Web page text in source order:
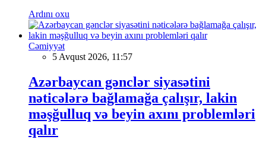
Ardını oxu
Cəmiyyət
5 Avqust 2026, 11:57
Azərbaycan gənclər siyasətini
nəticələrə bağlamağa çalışır, lakin
məşğulluq və beyin axını problemləri
qalır